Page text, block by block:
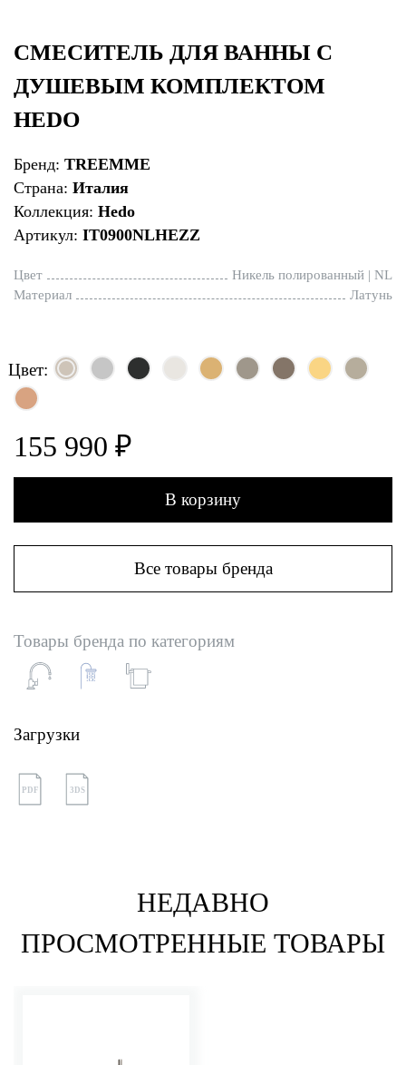
СМЕСИТЕЛЬ ДЛЯ ВАННЫ С
ДУШЕВЫМ КОМПЛЕКТОМ
HEDO
Бренд: TREEMME
Страна: Италия
Коллекция: Hedo
Артикул: IT0900NLHEZZ
Цвет
Никель полированный | NL
Материал
Латунь
Цвет:
155 990 ₽
В корзину
Все товары бренда
Товары бренда по категориям
Загрузки
PDF 3DS
НЕДАВНО
ПРОСМОТРЕННЫЕ ТОВАРЫ